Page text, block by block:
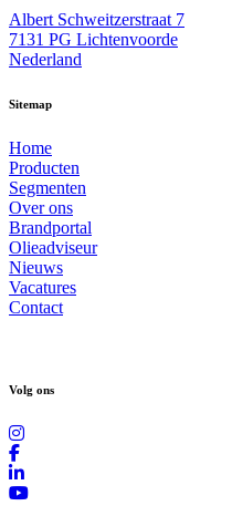
Albert Schweitzerstraat 7
7131 PG Lichtenvoorde
Nederland
Sitemap
Home
Producten
Segmenten
Over ons
Brandportal
Olieadviseur
Nieuws
Vacatures
Contact
Volg ons